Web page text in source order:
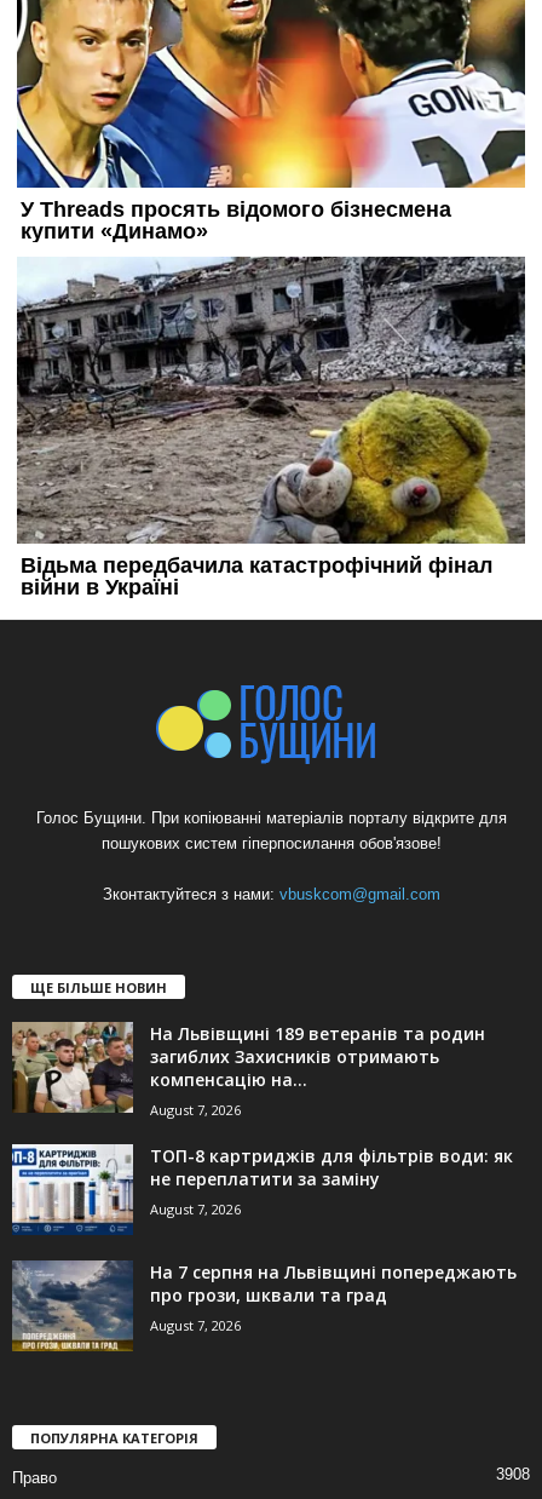
Голос Бущини. При копіюванні матеріалів порталу відкрите для
пошукових систем гіперпосилання обов'язове!
Зконтактуйтеся з нами: vbuskcom@gmail.com
ЩЕ БІЛЬШЕ НОВИН
На Львівщині 189 ветеранів та родин
загиблих Захисників отримають
компенсацію на...
August 7, 2026
ТОП-8 картриджів для фільтрів води: як
не переплатити за заміну
August 7, 2026
На 7 серпня на Львівщині попереджають
про грози, шквали та град
August 7, 2026
ПОПУЛЯРНА КАТЕГОРІЯ
Право 3908